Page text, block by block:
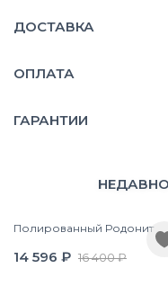
ДОСТАВКА
ОПЛАТА
ГАРАНТИИ
Полированный Родонит
14 596 ₽ 16 400 ₽